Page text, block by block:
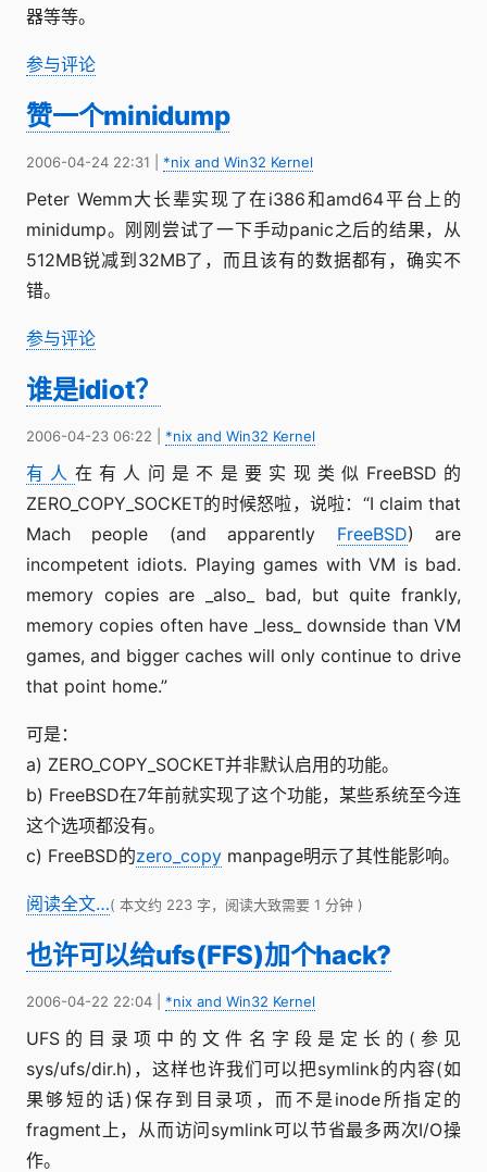
器等等。
参与评论
赞一个minidump
2006-04-24 22:31 *nix and Win32 Kernel
Peter Wemm大长辈实现了在i386和amd64平台上的
minidump。刚刚尝试了一下手动panic之后的结果，从
512MB锐减到32MB了，而且该有的数据都有，确实不
错。
参与评论
谁是idiot？
2006-04-23 06:22 *nix and Win32 Kernel
有人 在有人问是不是要实现类似FreeBSD的
ZERO_COPY_SOCKET的时候怒啦，说啦：“I claim that
Mach people (and apparently FreeBSD) are
incompetent idiots. Playing games with VM is bad.
memory copies are _also_ bad, but quite frankly,
memory copies often have _less_ downside than VM
games, and bigger caches will only continue to drive
that point home.”
可是：
a) ZERO_COPY_SOCKET并非默认启用的功能。
b) FreeBSD在7年前就实现了这个功能，某些系统至今连
这个选项都没有。
c) FreeBSD的zero_copy manpage明示了其性能影响。
阅读全文…( 本文约 223 字，阅读大致需要 1 分钟 )
也许可以给ufs(FFS)加个hack?
2006-04-22 22:04 *nix and Win32 Kernel
UFS的目录项中的文件名字段是定长的(参见
sys/ufs/dir.h)，这样也许我们可以把symlink的内容(如
果够短的话)保存到目录项，而不是inode所指定的
fragment上，从而访问symlink可以节省最多两次I/O操
作。